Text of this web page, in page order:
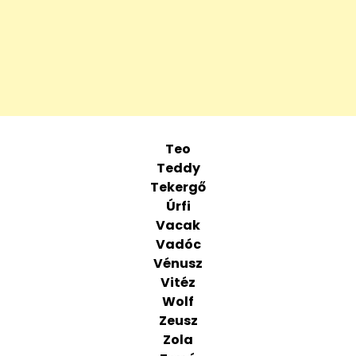
Teo
Teddy
Tekergő
Úrfi
Vacak
Vadóc
Vénusz
Vitéz
Wolf
Zeusz
Zola